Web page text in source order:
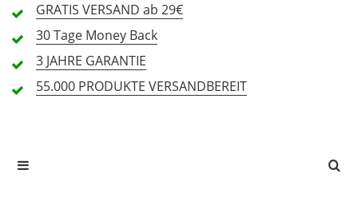
9 Rezensionen
5 Sterne
4 Sterne
3 Sterne
GRATIS VERSAND ab 29€
30 Tage Money Back
3 JAHRE GARANTIE
55.000 PRODUKTE VERSANDBEREIT